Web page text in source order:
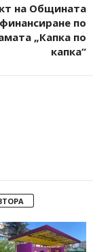
на Общината
по
„Капка по
капка“